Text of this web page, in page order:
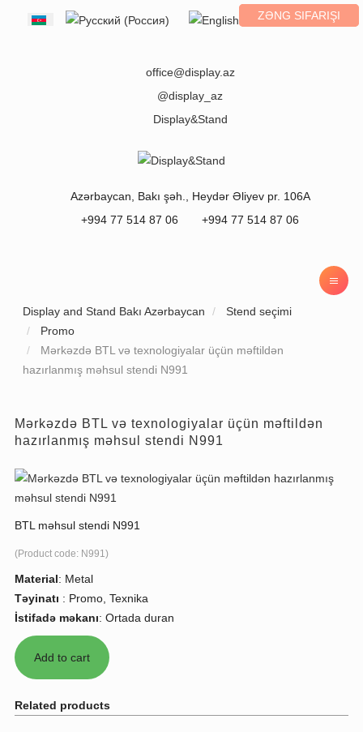
Select your language ZƏNG SIFARIŞI
office@display.az
@display_az
Display&Stand
Azərbaycan Bakı şəh., Heydər Əliyev pr. 106A
+994 77 514 87 06
+994 77 514 87 06
Display and Stand Bakı Azərbaycan
Stend seçimi
Promo
Mərkəzdə BTL və texnologiyalar üçün məftildən
hazırlanmış məhsul stendi N991
Mərkəzdə BTL və texnologiyalar üçün məftildən
hazırlanmış məhsul stendi N991
BTL məhsul stendi N991
(Product code: N991 )
Material: Metal
Təyinatı : Promo, Texnika
İstifadə məkanı: Ortada duran
Related products